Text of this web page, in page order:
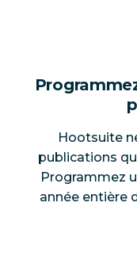
Hootsuite
publications
Programmez
année entière